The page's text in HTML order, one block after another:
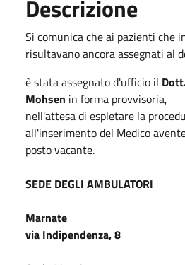
Descrizione
Si comunica che ai pazienti che
risultavano ancora assegnati al
è stata assegnato d'ufficio il
Mohsen in forma provvisoria,
nell'attesa di espletare la
all'inserimento del Medico
posto vacante.
SEDE DEGLI AMBULATORI
Marnate
via Indipendenza, 8